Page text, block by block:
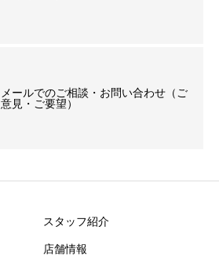
メールでのご相談・お問い合わせ（ご
意見・ご要望）
スタッフ紹介
店舗情報